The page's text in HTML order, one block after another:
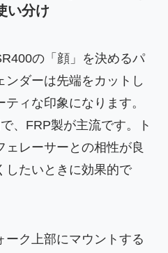
い分け
の「顔」を決めるパ
ンダーは先端をカットし
ィな印象になります。
、FRP製が主流です。ト
ェレーサーとの相性が良
したいときに効果的で
ーク上部にマウントする